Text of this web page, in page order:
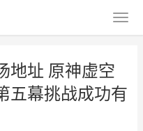
地址 原神虚空
五幕挑战成功有